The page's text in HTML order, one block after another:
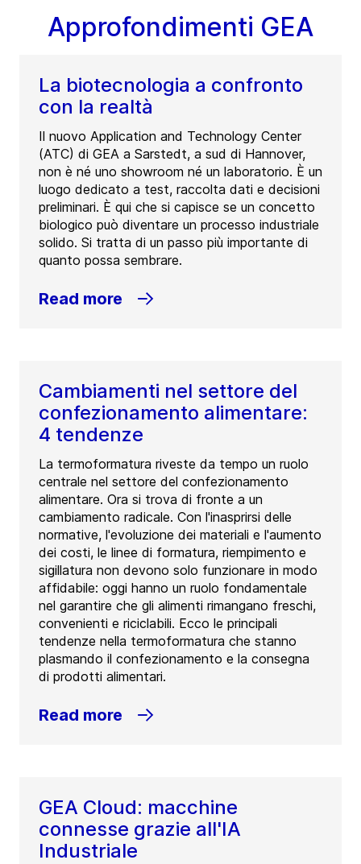
Approfondimenti GEA
La biotecnologia a confronto
con la realtà
Il nuovo Application and Technology Center
(ATC) di GEA a Sarstedt, a sud di Hannover,
non è né uno showroom né un laboratorio. È un
luogo dedicato a test, raccolta dati e decisioni
preliminari. È qui che si capisce se un concetto
biologico può diventare un processo industriale
solido. Si tratta di un passo più importante di
quanto possa sembrare.
Read more
Cambiamenti nel settore del
confezionamento alimentare:
4 tendenze
La termoformatura riveste da tempo un ruolo
centrale nel settore del confezionamento
alimentare. Ora si trova di fronte a un
cambiamento radicale. Con l'inasprirsi delle
normative, l'evoluzione dei materiali e l'aumento
dei costi, le linee di formatura, riempimento e
sigillatura non devono solo funzionare in modo
affidabile: oggi hanno un ruolo fondamentale
nel garantire che gli alimenti rimangano freschi,
convenienti e riciclabili. Ecco le principali
tendenze nella termoformatura che stanno
plasmando il confezionamento e la consegna
di prodotti alimentari.
Read more
GEA Cloud: macchine
connesse grazie all'IA
Industriale